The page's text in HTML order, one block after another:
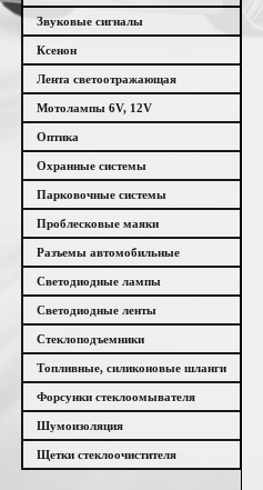
Звуковые сигналы
Ксенон
Лента светоотражающая
Мотолампы 6V, 12V
Оптика
Охранные системы
Парковочные системы
Проблесковые маяки
Разъемы автомобильные
Светодиодные лампы
Светодиодные ленты
Стеклоподъемники
Топливные, силиконовые шланги
Форсунки стеклоомывателя
Шумоизоляция
Щетки стеклоочистителя